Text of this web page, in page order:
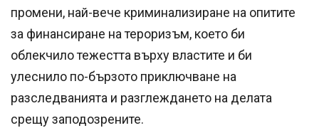
промени, най-вече криминализиране на опитите
за финансиране на тероризъм, което би
облекчило тежестта върху властите и би
улеснило по-бързото приключване на
разследванията и разглеждането на делата
срещу заподозрените.